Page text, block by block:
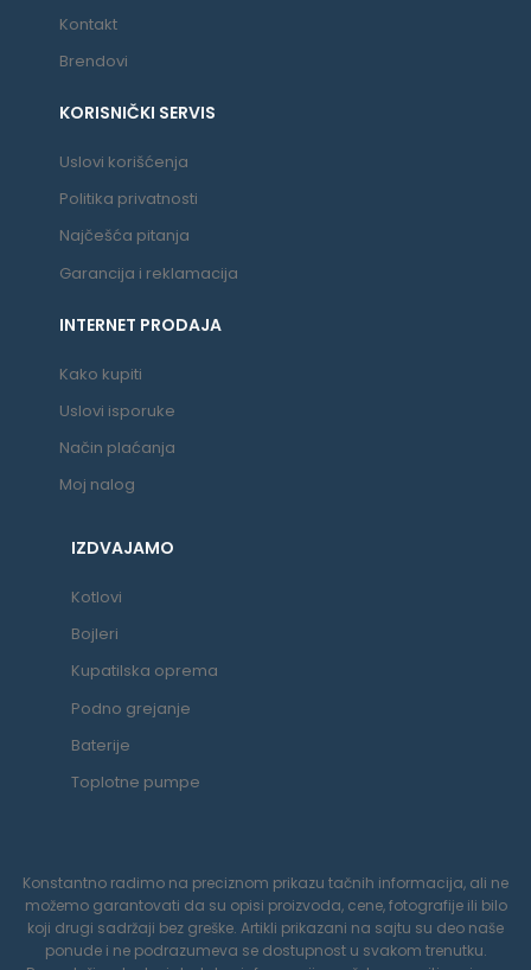
Kontakt
Brendovi
KORISNIČKI SERVIS
Uslovi korišćenja
Politika privatnosti
Najčešća pitanja
Garancija i reklamacija
INTERNET PRODAJA
Kako kupiti
Uslovi isporuke
Način plaćanja
Moj nalog
IZDVAJAMO
Kotlovi
Bojleri
Kupatilska oprema
Podno grejanje
Baterije
Toplotne pumpe
Konstantno radimo na preciznom prikazu tačnih informacija, ali ne
možemo garantovati da su opisi proizvoda, cene, fotografije ili bilo
koji drugi sadržaji bez greške. Artikli prikazani na sajtu su deo naše
ponude i ne podrazumeva se dostupnost u svakom trenutku.